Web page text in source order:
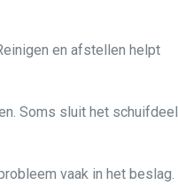
en afstellen helpt
Soms sluit het schuifdeel
vaak in het beslag.